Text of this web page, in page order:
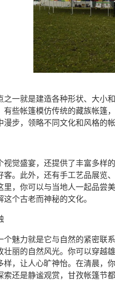
之一就是建造各种形状、大小
有些帐篷模仿传统的藏族帐篷
漫步，领略不同文化和风格的
视觉盛宴，还提供了丰富多样
客。此外，还有手工艺品展览
里，你可以与当地人一起品尝
个古老而神秘的文化。
个魅力就是它与自然的紧密联
壮丽的自然风光。你可以穿越
样，让人心旷神怡。在清晨，
索还是静谧观赏，甘孜帐篷节